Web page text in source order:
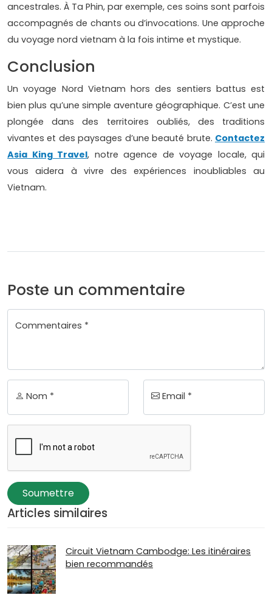
ancestrales. À Ta Phin, par exemple, ces soins sont parfois
accompagnés de chants ou d’invocations. Une approche
du voyage nord vietnam à la fois intime et mystique.
Conclusion
Un voyage Nord Vietnam hors des sentiers battus est
bien plus qu’une simple aventure géographique. C’est une
plongée dans des territoires oubliés, des traditions
vivantes et des paysages d’une beauté brute. Contactez
Asia King Travel, notre agence de voyage locale, qui
vous aidera à vivre des expériences inoubliables au
Vietnam.
Poste un commentaire
Commentaires *
Nom * Email *
Soumettre
Articles similaires
Circuit Vietnam Cambodge: Les itinéraires
bien recommandés